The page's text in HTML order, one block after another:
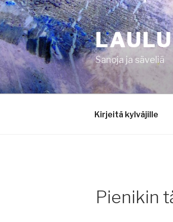
Siirry
sisältöön
Sanoja ja säveliä
Kirjeitä kylväjille
Pienikin